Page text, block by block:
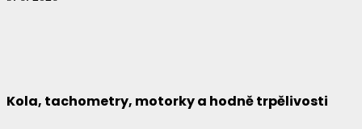
Kola, tachometry, motorky a hodně trpělivosti